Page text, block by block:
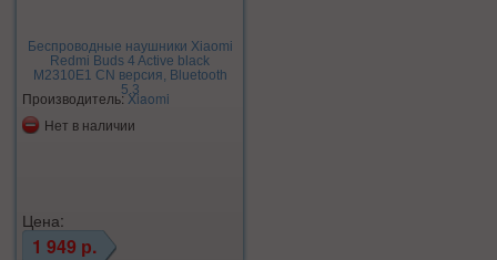
Беспроводные наушники Xiaomi
Redmi Buds 4 Active black
M2310E1 CN версия, Bluetooth
5.3
Производитель:Xiaomi
Нет в наличии
Цена:
1 949 р.